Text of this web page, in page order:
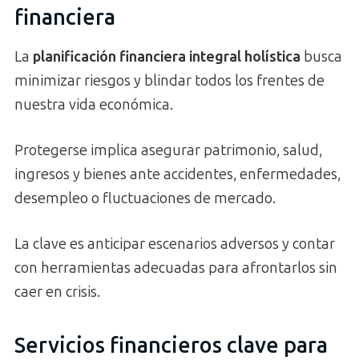
financiera
La planificación financiera integral holística busca
minimizar riesgos y blindar todos los frentes de
nuestra vida económica.
Protegerse implica asegurar patrimonio, salud,
ingresos y bienes ante accidentes, enfermedades,
desempleo o fluctuaciones de mercado.
La clave es anticipar escenarios adversos y contar
con herramientas adecuadas para afrontarlos sin
caer en crisis.
Servicios financieros clave para